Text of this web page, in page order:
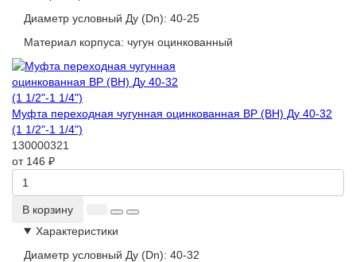
Диаметр условный Ду (Dn): 40-25
Материал корпуса: чугун оцинкованный
Муфта переходная чугунная оцинкованная ВР (ВН) Ду 40-32
(1 1/2"-1 1/4")
130000321
от 146 ₽
В корзину
Характеристики
Диаметр условный Ду (Dn): 40-32